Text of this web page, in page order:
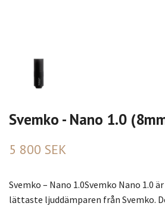
Svemko - Nano 1.0
5 800 SEK
Svemko – Nano 1.0Svemko Nano 1.0
lättaste ljuddämparen från Svemko.